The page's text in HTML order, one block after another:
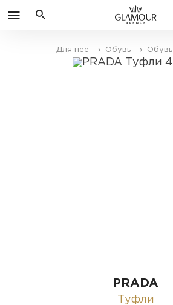
Для нее › Обувь › Обувь
PRADA
Туфли